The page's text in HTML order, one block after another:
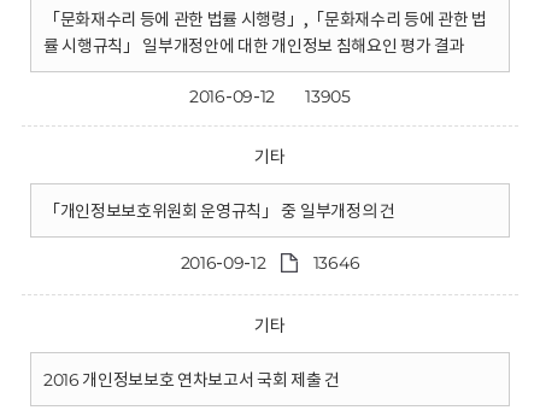
「문화재수리 등에 관한 법률 시행령」,「문화재수리 등에 관한 법
률 시행규칙」 일부개정안에 대한 개인정보 침해요인 평가 결과
2016-09-12 13905
기타
「개인정보보호위원회 운영규칙」 중 일부개정의 건
2016-09-12 13646
기타
2016 개인정보보호 연차보고서 국회 제출 건